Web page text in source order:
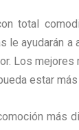
total
le ayudarán a
Los mejores
estar
más